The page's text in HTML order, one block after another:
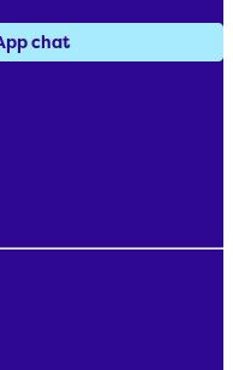
chat